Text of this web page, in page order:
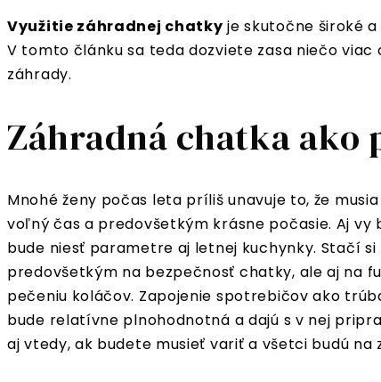
Využitie záhradnej chatky je skutočne široké
V tomto článku sa teda dozviete zasa niečo viac
záhrady.
Záhradná chatka ako
Mnohé ženy počas leta príliš unavuje to, že
voľný čas a predovšetkým krásne počasie. Aj
bude niesť parametre aj letnej kuchynky. Stačí
predovšetkým na bezpečnosť chatky, ale aj na
pečeniu koláčov. Zapojenie spotrebičov ako
bude relatívne plnohodnotná a dajú s v nej
aj vtedy, ak budete musieť variť a všetci budú na